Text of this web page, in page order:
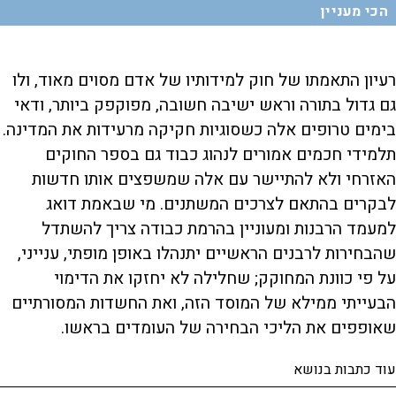
הכי מעניין
רעיון התאמתו של חוק למידותיו של אדם מסוים מאוד, ולו
גם גדול בתורה וראש ישיבה חשובה, מפוקפק ביותר, ודאי
בימים טרופים אלה כשסוגיות חקיקה מרעידות את המדינה.
תלמידי חכמים אמורים לנהוג כבוד גם בספר החוקים
האזרחי ולא להתיישר עם אלה שמשפצים אותו חדשות
לבקרים בהתאם לצרכים המשתנים. מי שבאמת דואג
למעמד הרבנות ומעוניין בהרמת כבודה צריך להשתדל
שהבחירות לרבנים הראשיים יתנהלו באופן מופתי, ענייני,
על פי כוונת המחוקק; שחלילה לא יחזקו את הדימוי
הבעייתי ממילא של המוסד הזה, ואת החשדות המסורתיים
שאופפים את הליכי הבחירה של העומדים בראשו.
עוד כתבות בנושא